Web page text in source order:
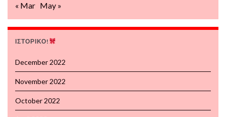
« Mar May »
ΙΣΤΟΡΙΚΟ!
December 2022
November 2022
October 2022